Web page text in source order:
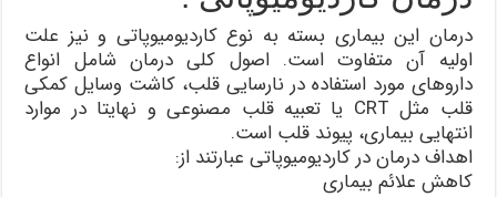
درمان این بیماری بسته به نوع کاردیومیوپاتی و نیز علت
اولیه آن متفاوت است. اصول کلی درمان شامل انواع
داروهای مورد استفاده در نارسایی قلب، کاشت وسایل کمکی
قلب مثل CRT یا تعبیه قلب مصنوعی و نهایتا در موارد
انتهایی بیماری، پیوند قلب است.
اهداف درمان در کاردیومیوپاتی عبارتند از:
کاهش علائم بیماری